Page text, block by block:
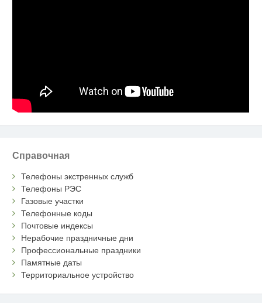
Справочная
Телефоны экстренных служб
Телефоны РЭС
Газовые участки
Телефонные коды
Почтовые индексы
Нерабочие праздничные дни
Профессиональные праздники
Памятные даты
Территориальное устройство